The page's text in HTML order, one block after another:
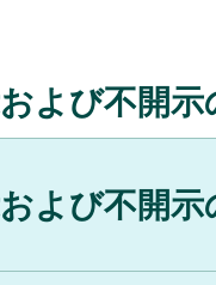
よび不開
よび不開示